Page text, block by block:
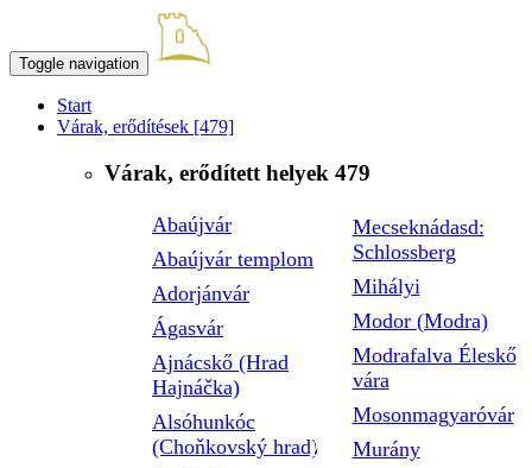
Toggle navigation
Start
Várak, erődítések [479]
Várak, erődített helyek 479
Abaújvár
Abaújvár templom
Adorjánvár
Ágasvár
Ajnácskő (Hrad
Hajnáčka)
Alsóhunkóc
(Choňkovský hrad)
Mecseknádasd:
Schlossberg
Mihályi
Modor (Modra)
Modrafalva Éleskő
vára
Mosonmagyaróvár
Murány